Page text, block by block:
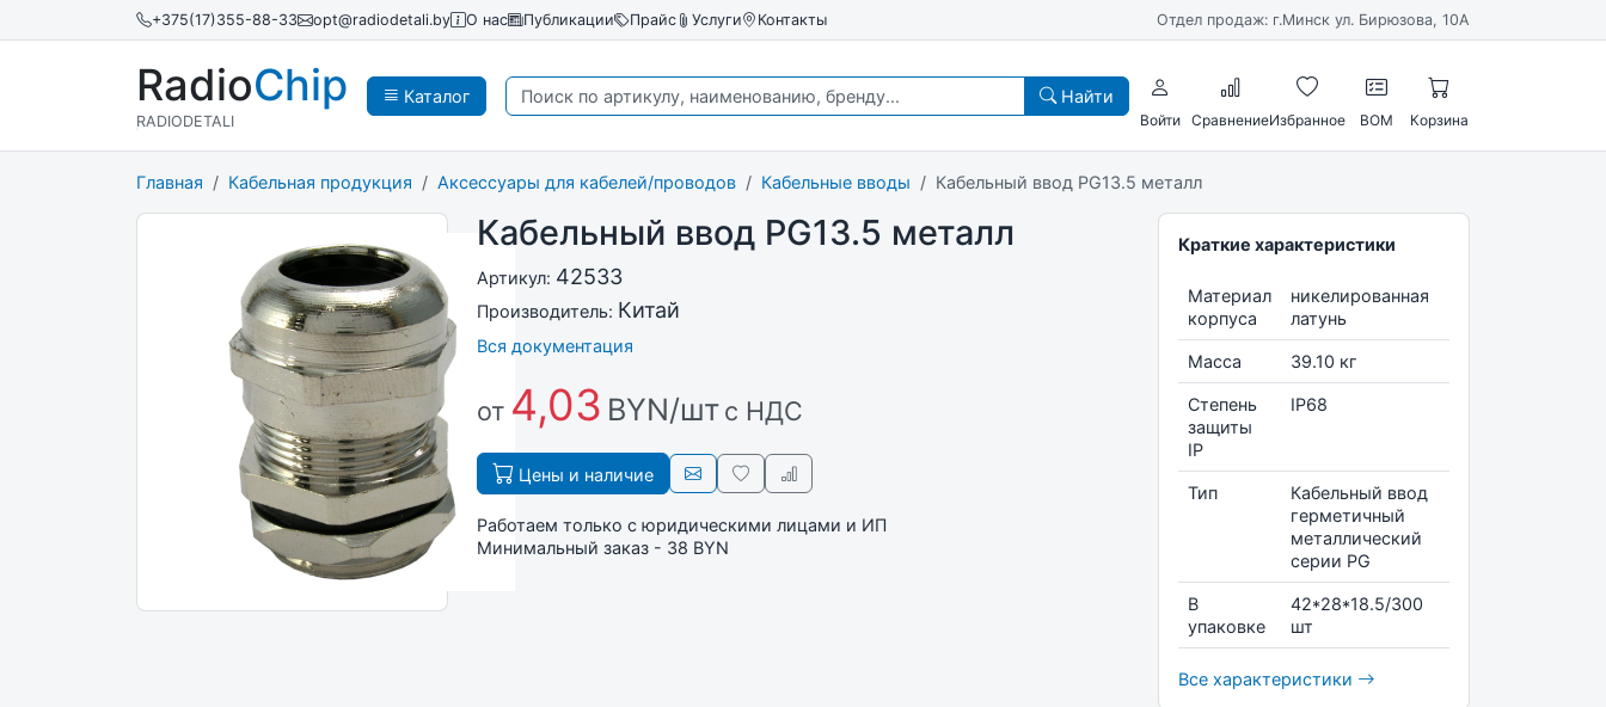
+375(17)355-88-33 opt@radiodetali.by О нас Публикации Прайс Услуги Контакты Отдел продаж: г.Минск ул. Бирюзова, 10А
Каталог
RadioChip
RADIODETALI
Найти
Войти СравнениеИзбранное BOM Корзина
Главная Кабельная продукция Аксессуары для кабелей/проводов Кабельные вводы Кабельный ввод PG13.5 металл
Кабельный ввод PG13.5 металл
Артикул: 42533
Производитель: Китай
Вся документация
от 4,03 BYN/штс НДС
Цены и наличие
Работаем только с юридическими лицами и ИП
Минимальный заказ - 38 BYN
Краткие характеристики
Материал
корпуса
никелированная
латунь
Масса 39.10 кг
Степень
защиты
IP
IP68
Тип
Кабельный ввод
герметичный
металлический
серии PG
В
упаковке
42*28*18.5/300
шт
Все характеристики